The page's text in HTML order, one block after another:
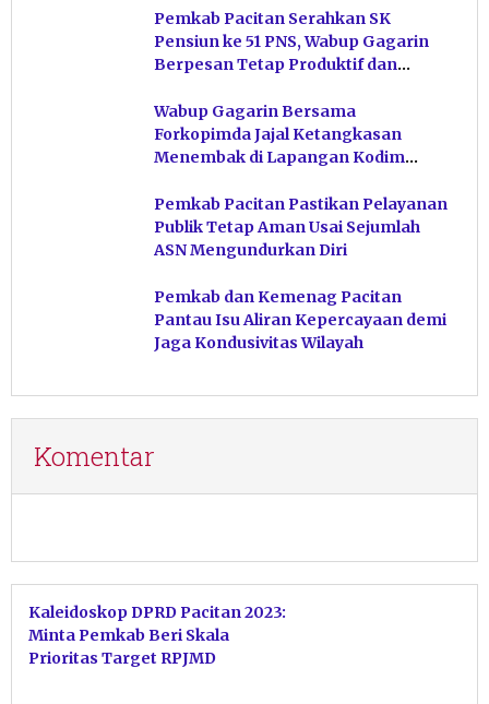
Pemkab Pacitan Serahkan SK
Pensiun ke 51 PNS, Wabup Gagarin
Berpesan Tetap Produktif dan
Wabup Gagarin Bersama
Forkopimda Jajal Ketangkasan
Menembak di Lapangan Kodim
Pemkab Pacitan Pastikan Pelayanan
Publik Tetap Aman Usai Sejumlah
ASN Mengundurkan Diri
Pemkab dan Kemenag Pacitan
Pantau Isu Aliran Kepercayaan demi
Jaga Kondusivitas Wilayah
Komentar
Kaleidoskop DPRD Pacitan 2023:
Minta Pemkab Beri Skala
Prioritas Target RPJMD